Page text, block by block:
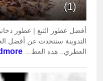
(1)
التدوينة سنتحدث عن أفضل
العطري.. هذه العط...